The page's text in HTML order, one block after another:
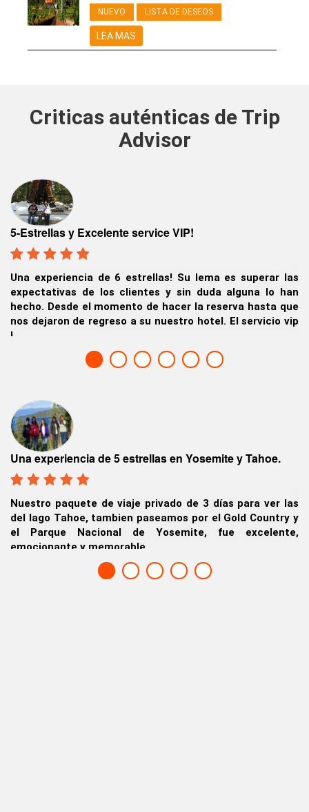
NUEVO
LISTA DE DESEOS
LEA MAS
Criticas auténticas de Trip
Advisor
y Excelente service VIP!
de 6 estrellas! Su lema es superar las
de los clientes y sin duda alguna lo han
Desde el momento de hacer la reserva hasta que
de regreso a su nuestro hotel. El servicio vip
Colombia
San
Tahoe.
Jaime
Una experiencia de 5 estrellas en Yosemite y Tahoe.
Nuestro paquete de viaje privado de 3 días para ver las
del lago Tahoe, tambien paseamos por el Gold Country y
el Parque Nacional de Yosemite, fue excelente,
emocionante y memorable.
Nicky & Bannysh. Kolkata (Calcuta), India